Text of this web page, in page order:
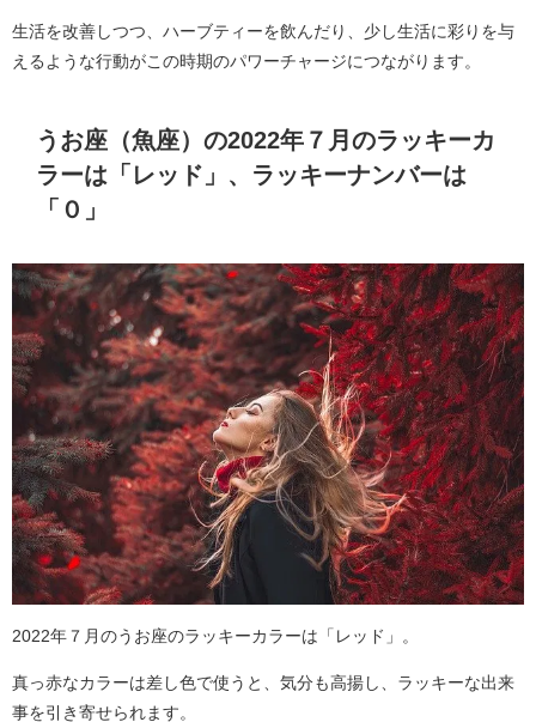
生活を改善しつつ、ハーブティーを飲んだり、少し生活に彩りを与
えるような行動がこの時期のパワーチャージにつながります。
うお座（魚座）の2022年７月のラッキーカ
ラーは「レッド」、ラッキーナンバーは
「０」
2022年７月のうお座のラッキーカラーは「レッド」。
真っ赤なカラーは差し色で使うと、気分も高揚し、ラッキーな出来
事を引き寄せられます。